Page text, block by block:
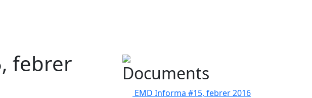
febrer
Documents
EMD Informa #15, febrer 2016